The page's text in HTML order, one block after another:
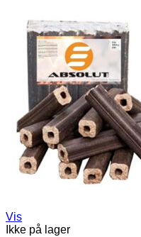
Vis
Ikke på lager